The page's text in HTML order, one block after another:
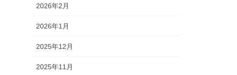
2026年2月
2026年1月
2025年12月
2025年11月